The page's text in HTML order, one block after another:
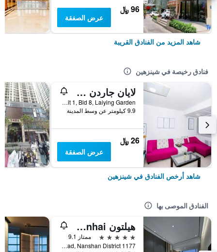
96 ﷼
عرض الصفقة
شاهد المزيد من الفنادق القريبة
فنادق رخيصة في شينزهين
لايان جاردن سيتي هوستل
Rm 702, Unit 1, Bld 8, Laiying Garden, شينزهين, الصين
9.9 كيلومتر عن وسط المدينة
26 ﷼
عرض الصفقة
شاهد أرخص الفنادق في شينزهين
الفنادق الموصى بها
هيلتون Shenzhen Shekou Nanhai
5 نجوم
ممتاز 9.1
1177 Wanghai Road, Nanshan District, شينزهين, الصين